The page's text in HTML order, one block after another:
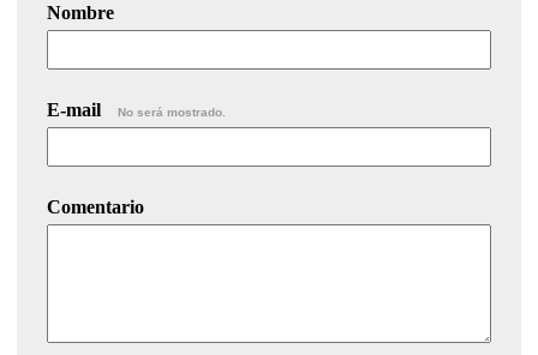
Nombre
E-mail No será mostrado.
Comentario